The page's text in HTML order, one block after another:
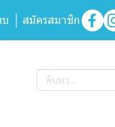
บ สมัครสมาชิก